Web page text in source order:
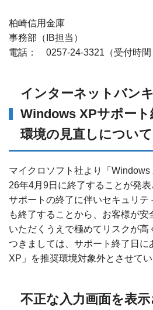
柏崎信用金庫
事務部（IB担当）
電話： 0257-24-3321（受付時
インターネットバン
Windows XPサポー
環境の見直しについ
マイクロソフト社より「
26年4月9日に終了することが発表
サポートの終了に伴いセキュリテ
も終了することから、お客様が安
いただくうえで極めてリスクが高
つきましては、サポート終了日に
XP」を推奨環境対象外とさせてい
不正な入力画面を表